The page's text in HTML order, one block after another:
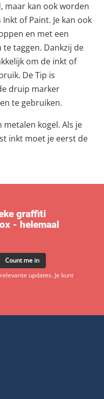
maar kan ook worden
of Paint. Je kan ook
en met een
taggen. Dankzij de
om de inkt of
De Tip is
druip marker
te gebruiken.
kogel. Als je
inkt moet je eerst de
graffiti
- helemaal
Count me in
updates. Je kunt